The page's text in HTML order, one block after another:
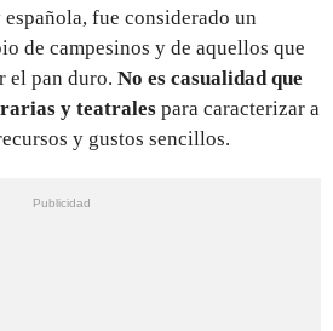
fue considerado un
de campesinos y de aquellos que
el pan duro. No es casualidad que
y teatrales para caracterizar a
y gustos sencillos.